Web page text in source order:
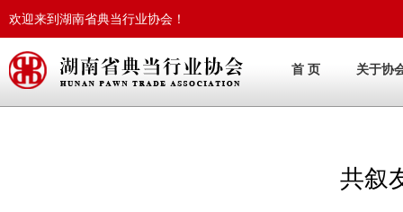
欢迎来到湖南省典当行业协会！
首 页 关于协
共叙